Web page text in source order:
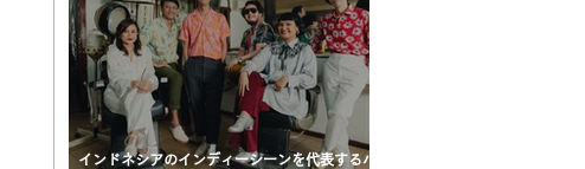
インドネシアのインディーシーンを代表するバ